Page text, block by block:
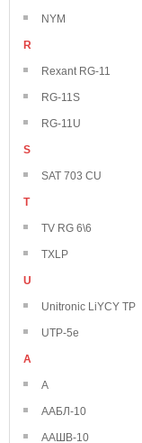
NYM
R
Rexant RG-11
RG-11S
RG-11U
S
SAT 703 CU
T
TV RG 6\6
TXLP
U
Unitronic LiYCY TP
UTP-5e
А
А
ААБЛ-10
ААШВ-10